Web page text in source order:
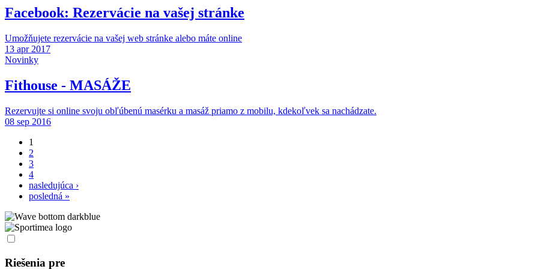
Facebook: Rezervácie na vašej stránke
Umožňujete rezervácie na vašej web stránke alebo máte online
13 apr 2017
Novinky
Fithouse - MASÁŽE
Rezervujte si online svoju obľúbenú masérku a masáž priamo z mobilu, kdekoľvek sa nachádzate.
08 sep 2016
Stránky
1
2
3
4
nasledujúca ›
posledná »
Riešenia pre